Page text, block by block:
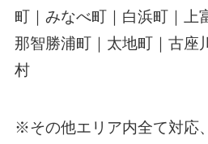
町｜みなべ町｜白浜町｜上
那智勝浦町｜太地町｜古座
村
※その他エリア内全て対応